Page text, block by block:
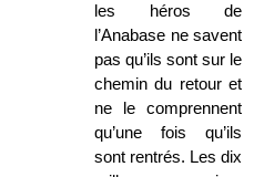
les héros de
l’Anabase ne savent
pas qu’ils sont sur le
chemin du retour et
ne le comprennent
qu’une fois qu’ils
sont rentrés. Les dix